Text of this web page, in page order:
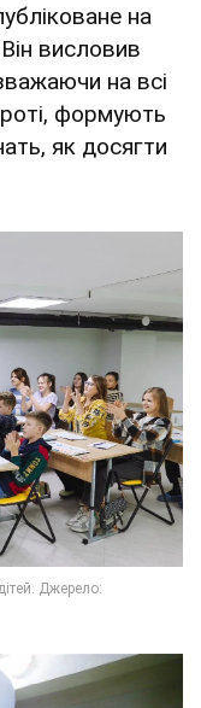
на
висловив
на всі
формують
як досягти